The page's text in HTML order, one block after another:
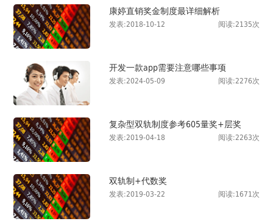
康婷直销奖金制度最详细解析
发表:2018-10-12 阅读:2135次
开发一款app需要注意哪些事项
发表:2024-05-09 阅读:2276次
复杂型双轨制度参考605量奖+层奖
发表:2019-04-18 阅读:2263次
双轨制+代数奖
发表:2019-03-22 阅读:1671次